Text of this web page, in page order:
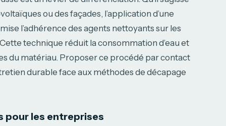
ou des façades, l’application d’une
l’adhérence des agents nettoyants sur les
technique réduit la consommation d’eau et
du matériau. Proposer ce procédé par contact
durable face aux méthodes de décapage
pour les entreprises